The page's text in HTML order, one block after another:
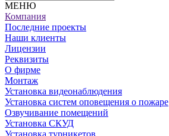
МЕНЮ
Компания
Последние проекты
Наши клиенты
Лицензии
Реквизиты
О фирме
Монтаж
Установка видеонаблюдения
Установка систем оповещения о пожаре
Озвучивание помещений
Установка СКУД
Установка турникетов